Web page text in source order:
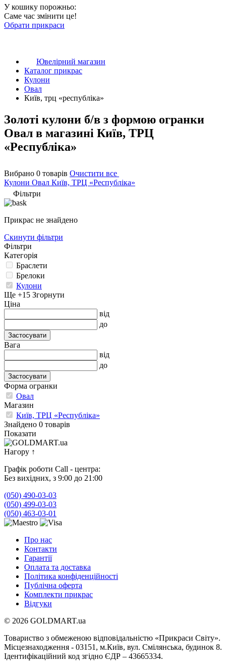
У кошику порожньо:
Саме час змінити це!
Обрати прикраси
Ювелірний магазин
Каталог прикрас
Кулони
Овал
Київ, трц «республіка»
Золоті кулони б/в з формою огранки
Овал в магазині Київ, ТРЦ
«Республіка»
Вибрано 0 товарів Очистити все
Кулони Овал Київ, ТРЦ «Республіка»
Фільтри
Прикрас не знайдено
Скинути фільтри
Фільтри
Категорія
Браслети
Брелоки
Кулони
Ще +15 Згорнути
Ціна
від
до
Застосувати
Вага
від
до
Застосувати
Форма огранки
Овал
Магазин
Київ, ТРЦ «Республіка»
Знайдено 0 товарів
Показати
Нагору ↑
Графік роботи Call - центра:
Без вихідних, з 9:00 до 21:00
(050) 490-03-03
(050) 499-03-03
(050) 463-03-01
Про нас
Контакти
Гарантії
Оплата та доставка
Політика конфіденційності
Публічна оферта
Комплекти прикрас
Відгуки
© 2026 GOLDMART.ua
Товариство з обмеженою відповідальністю «Прикраси Світу».
Місцезнаходження - 03151, м.Київ, вул. Смілянська, будинок 8.
Ідентифікаційний код згідно ЄДР – 43665334.